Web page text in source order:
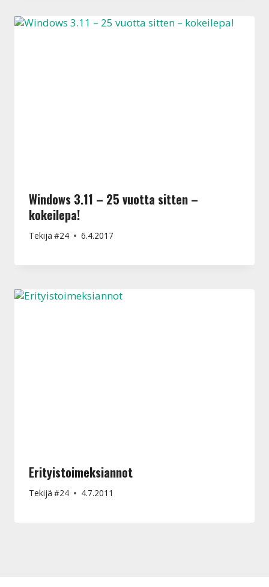
Windows 3.11 – 25 vuotta sitten –
kokeilepa!
Tekijä #24 6.4.2017
Erityistoimeksiannot
Tekijä #24 4.7.2011